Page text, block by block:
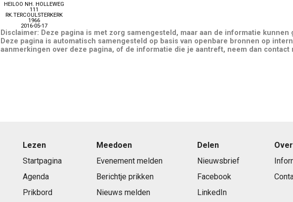
HEILOO NH. HOLLEWEG
111
RK.TERCOULSTERKERK
1966
2016-05-17
Disclaimer: Deze pagina is met zorg samengesteld, maar aan de informatie
Deze pagina is automatisch samengesteld op basis van openbare bronnen op
aanmerkingen over deze pagina, of de informatie die je aantreft, neem dan contact
Lezen
Startpagina
Agenda
Prikbord
Meedoen
Evenement melden
Berichtje prikken
Nieuws melden
Delen
Nieuwsbrief
Facebook
LinkedIn